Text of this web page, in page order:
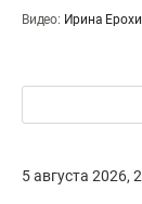
Видео: Ирина
5 августа 2026,